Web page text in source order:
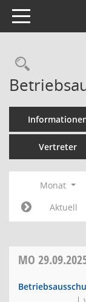
Toggle navigation
Vertreter
Monat
Aktuell
MO